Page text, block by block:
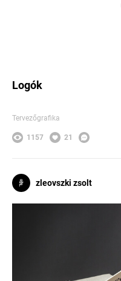
Logók
Tervezőgrafika
1157 21
zleovszki zsolt